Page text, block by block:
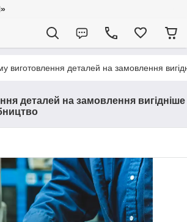
виготовлення деталей на замовлення
деталей на замовлення вигідніше